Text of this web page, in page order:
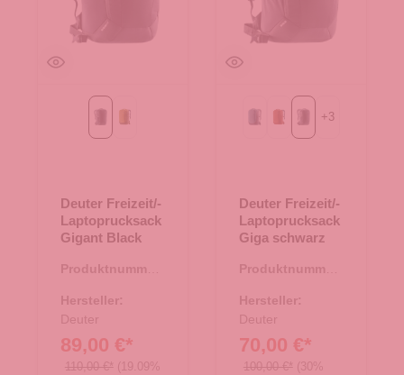
Blackkelp-nori
Deuter Freizeit/-
Laptoprucksack
Gigant Black
Produktnummer:
Hersteller:
Deuter
89,00 €*
110,00 €* (19.09%
atlantic-ink
copper-oak
schwarz
+3
Deuter Freizeit/-
Laptoprucksack
Giga schwarz
Produktnummer:
Hersteller:
Deuter
70,00 €*
100,00 €* (30%